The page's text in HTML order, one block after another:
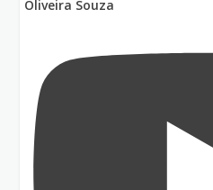
Oliveira Souza